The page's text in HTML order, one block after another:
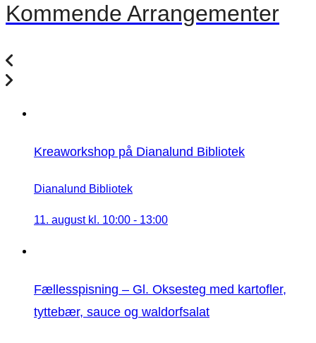
Kommende Arrangementer
Kreaworkshop på Dianalund Bibliotek
Dianalund Bibliotek
11. august kl. 10:00 - 13:00
Fællesspisning – Gl. Oksesteg med kartofler,
tyttebær, sauce og waldorfsalat